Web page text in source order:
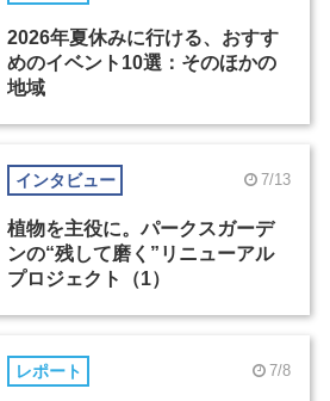
2026年夏休みに行ける、おすす
めのイベント10選：そのほかの
地域
インタビュー 7/13
植物を主役に。パークスガーデ
ンの“残して磨く”リニューアル
プロジェクト（1）
レポート 7/8